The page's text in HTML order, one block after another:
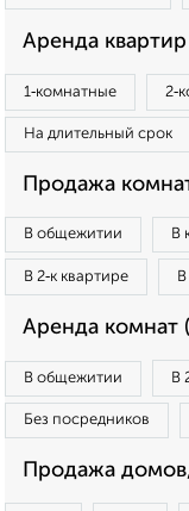
Аренда
1‑комнатные
На длительный срок
Продажа
В общежитии В
В 2‑к квартире
Аренда комнат
В общежитии В
Без посредников
Продажа